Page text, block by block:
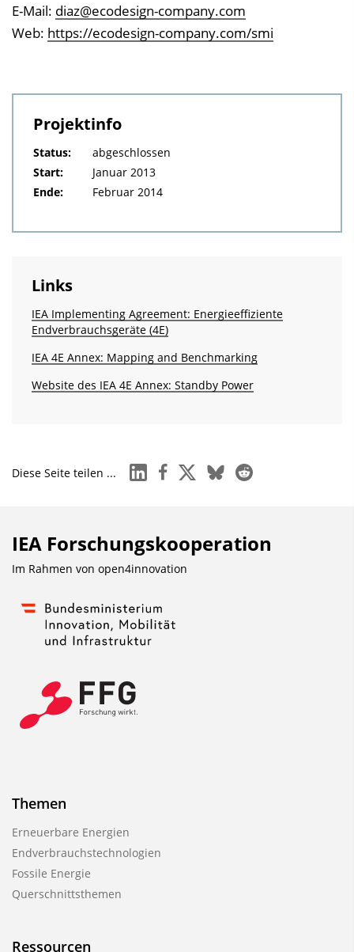
E-Mail: diaz@ecodesign-company.com
Web: https://ecodesign-company.com/smi
Projektinfo
Status:
abgeschlossen
Start:
Januar 2013
Ende:
Februar 2014
Links
IEA Implementing Agreement: Energieeffiziente
Endverbrauchsgeräte (4E)
IEA 4E Annex: Mapping and Benchmarking
Website des IEA 4E Annex: Standby Power
Diese Seite teilen ... linkedinfacebook
x blueskyreddit
IEA Forschungs­kooperation
Im Rahmen von open4innovation
Themen
Erneuerbare Energien
Endverbrauchstechnologien
Fossile Energie
Querschnittsthemen
Ressourcen